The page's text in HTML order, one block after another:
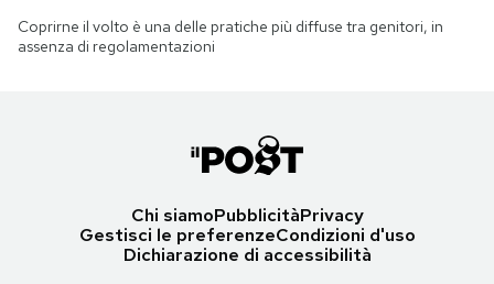
Coprirne il volto è una delle pratiche più diffuse tra genitori, in
assenza di regolamentazioni
Chi siamoPubblicitàPrivacy
Gestisci le preferenzeCondizioni d'uso
Dichiarazione di accessibilità